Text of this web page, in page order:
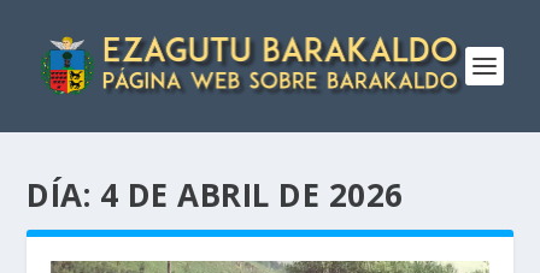
DÍA: 4 DE ABRIL DE 2026